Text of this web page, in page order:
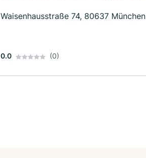
Waisenhausstraße 74, 80637 München
0.0 (0)